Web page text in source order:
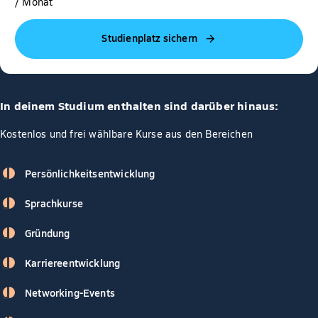
Studienplatz sichern
In deinem Studium enthalten sind darüber hinaus:
Kostenlos und frei wählbare Kurse aus den Bereichen
Persönlichkeitsentwicklung
Sprachkurse
Gründung
Karriereentwicklung
Networking-Events